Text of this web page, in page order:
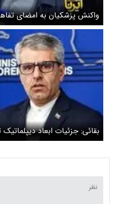
واکنش پزشکیان به امضای
ویدیو
بقائی: جزئیات ابعاد
خواهد شد